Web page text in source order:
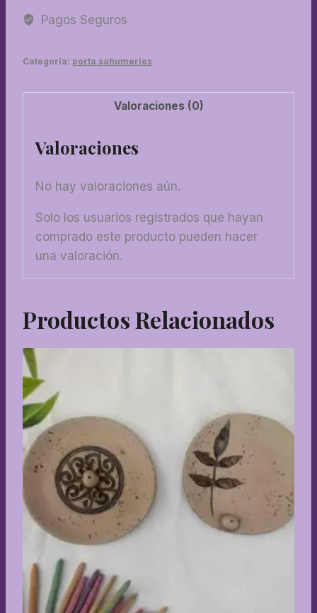
diseño
Pagos Seguros
Categoría: porta sahumerios
Valoraciones (0)
Valoraciones
No hay valoraciones aún.
Solo los usuarios registrados que hayan
comprado este producto pueden hacer
una valoración.
Productos Relacionados